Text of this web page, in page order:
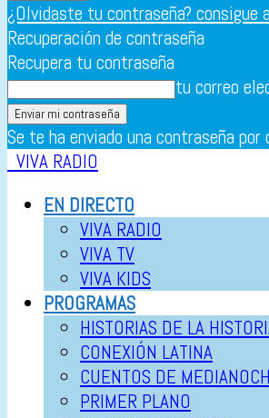
¿Olvidaste tu contraseña? consigue
Recuperación de contraseña
Recupera tu contraseña
tu correo
Se te ha enviado una contraseña
VIVA RADIO
EN DIRECTO
VIVA RADIO
VIVA TV
VIVA KIDS
PROGRAMAS
HISTORIAS DE LA
CONEXIÓN LATINA
CUENTOS DE
PRIMER PLANO